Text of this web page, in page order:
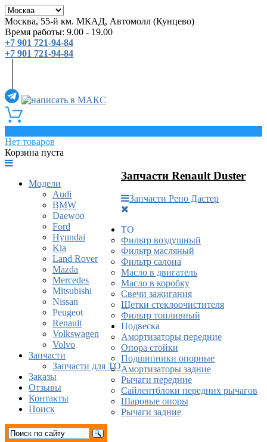
Москва, 55-й км. МКАД, Автомолл (Кунцево)
Время работы: 9.00 - 19.00
+7 901 721-94-84
+7 901 721-94-84
Нет товаров
Корзина пуста
Модели
Audi
BMW
Daewoo
Ford
Hyundai
Kia
Land Rover
Mazda
Mercedes
Mitsubishi
Nissan
Peugeot
Renault
Volkswagen
Volvo
Запчасти
Запчасти для ТО
Заказы
Отзывы
Контакты
Поиск
Запчасти Renault Duster
Запчасти Рено Дастер
ТО
Фильтр воздушный
Фильтр масляный
Фильтр салона
Масло в двигатель
Масло в коробку
Свечи зажигания
Щетки стеклоочистителя
Фильтр топливный
Подвеска
Амортизаторы передние
Опора стойки
Подшипники опорные
Амортизаторы задние
Рычаги передние
Сайлентблоки передних рычагов
Шаровые опоры
Рычаги задние